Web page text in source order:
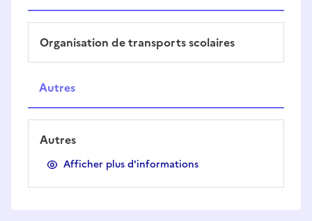
Organisation de transports scolaires
Autres
Autres
Afficher plus d'informations